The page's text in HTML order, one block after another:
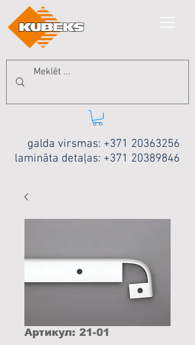
galda virsmas: +371 20363256
lamināta detaļas: +371 20389846
Артикул: 21-01